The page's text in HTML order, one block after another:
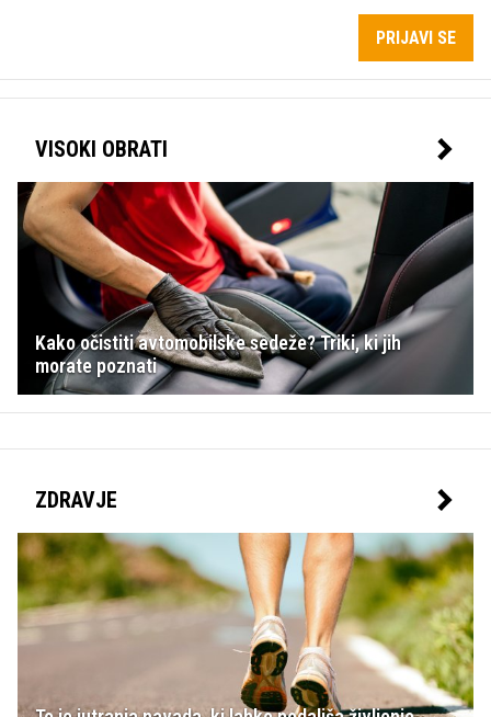
PRIJAVI SE
VISOKI OBRATI
Kako očistiti avtomobilske sedeže? Triki, ki jih
morate poznati
ZDRAVJE